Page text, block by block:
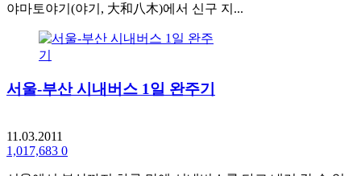
야마토야기(야기, 大和八木)에서 신구 지...
서울-부산 시내버스 1일 완주기
11.03.2011
1,017,683 0